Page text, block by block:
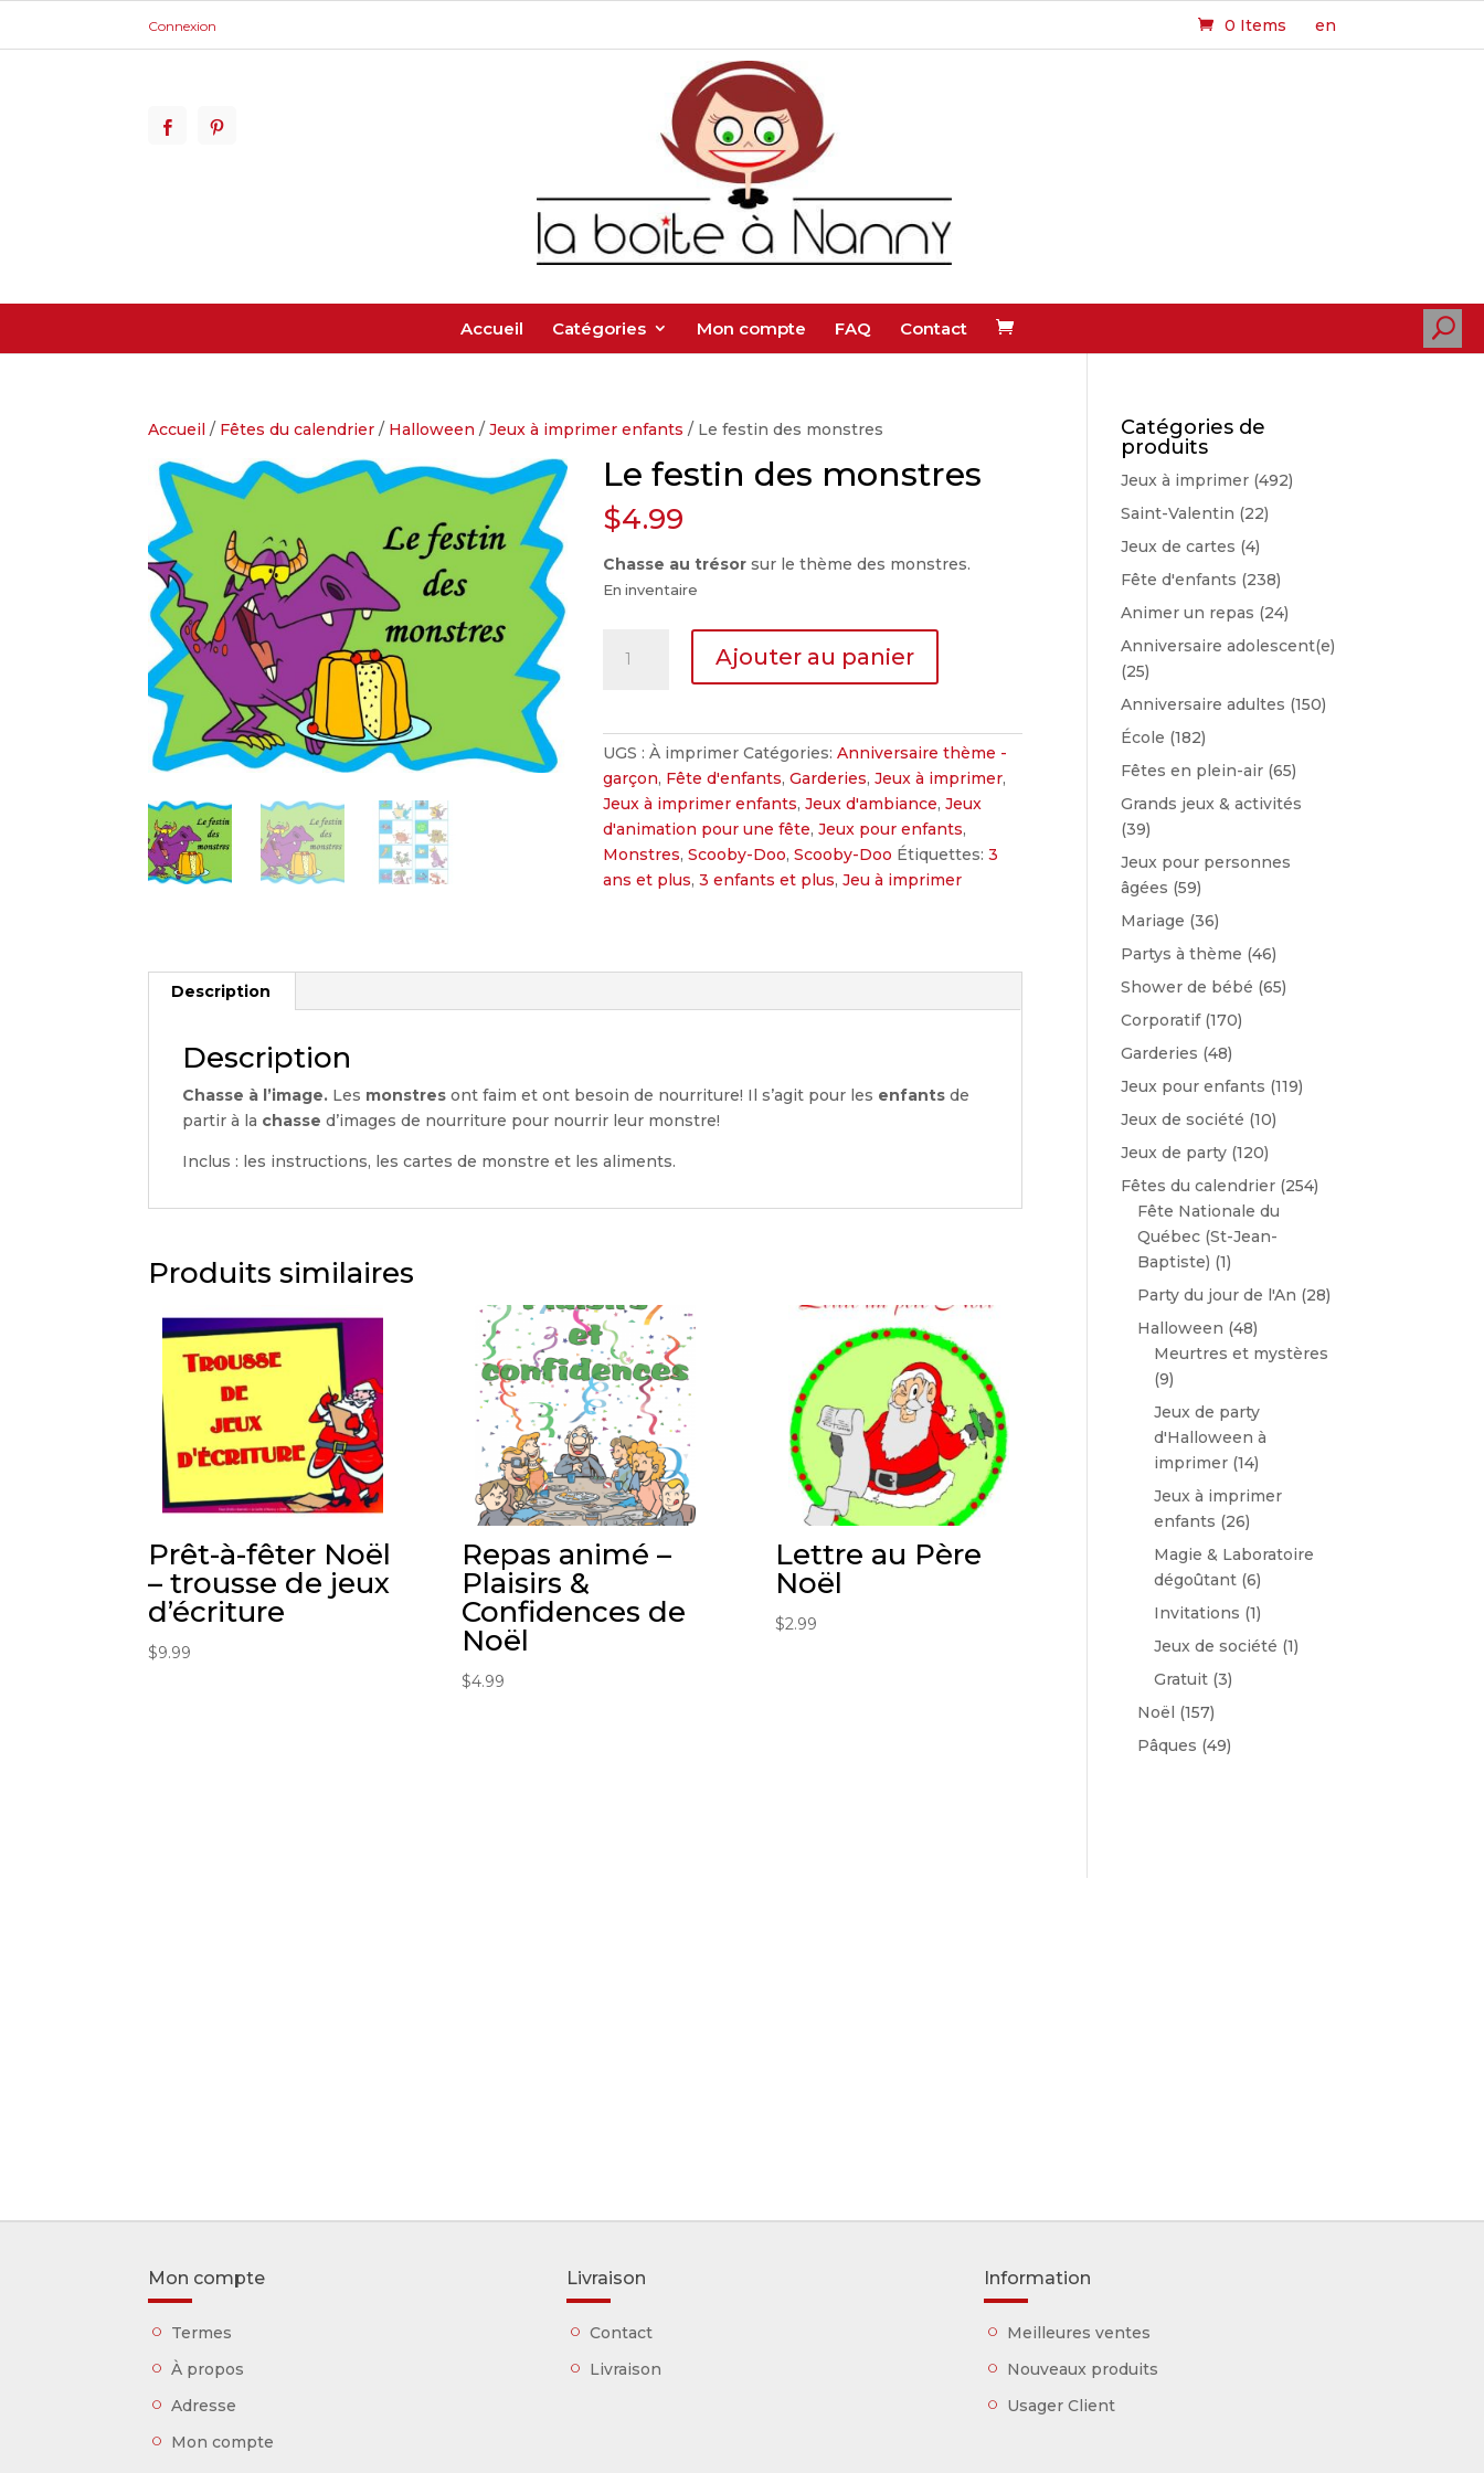
Connexion 0 Items en
Accueil Catégories Mon compte FAQ Contact U
Accueil / Fêtes du calendrier / Halloween /Jeux à imprimer enfants / Le festin des monstres
Le festin des monstres
$4.99
Chasse au trésor sur le thème des monstres.
En inventaire
monstres
Ajouter au panier
UGS :À imprimer Catégories:Anniversaire thème -
garçon, Fête d'enfants,Garderies,Jeux à imprimer,
Jeux à imprimer enfants,Jeux d'ambiance,Jeux
d'animation pour une fête,Jeux pour enfants,
Monstres,Scooby-Doo,Scooby-Doo Étiquettes:3
ans et plus,3 enfants et plus,Jeu à imprimer
Description
Description
Chasse à l’image. Les monstres ont faim et ont besoin de nourriture! Il s’agit pour les enfants de
partir à la chasse d’images de nourriture pour nourrir leur monstre!
Inclus : les instructions, les cartes de monstre et les aliments.
Produits similaires
Prêt-à-fêter Noël
– trousse de jeux
d’écriture
$9.99
Repas animé –
Plaisirs &
Confidences de
Noël
$4.99
Lettre au Père
Noël
$2.99
Catégories de
produits
Jeux à imprimer (492)
Saint-Valentin (22)
Jeux de cartes (4)
Fête d'enfants (238)
Animer un repas (24)
Anniversaire adolescent(e)
(25)
Anniversaire adultes (150)
École (182)
Fêtes en plein-air (65)
Grands jeux & activités
(39)
Jeux pour personnes
âgées (59)
Mariage (36)
Partys à thème (46)
Shower de bébé (65)
Corporatif (170)
Garderies (48)
Jeux pour enfants (119)
Jeux de société (10)
Jeux de party (120)
Fêtes du calendrier (254)
Fête Nationale du
Québec (St-Jean-
Baptiste) (1)
Party du jour de l'An (28)
Halloween (48)
Meurtres et mystères
(9)
Jeux de party
d'Halloween à
imprimer (14)
Jeux à imprimer
enfants (26)
Magie & Laboratoire
dégoûtant (6)
Invitations (1)
Jeux de société (1)
Gratuit (3)
Noël (157)
Pâques (49)
Mon compte
Termes
À propos
Adresse
Mon compte
Livraison
Contact
Livraison
Information
Meilleures ventes
Nouveaux produits
Usager Client